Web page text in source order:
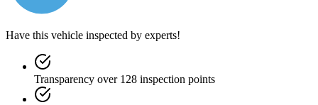
Have this vehicle inspected by experts!
Transparency over 128 inspection points